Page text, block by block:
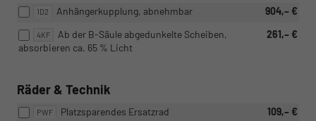
1D2 904,– €
Anhängerkupplung, abnehmbar
4KF 261,– €
Ab der B-Säule abgedunkelte Scheiben,
absorbieren ca. 65 % Licht
Räder & Technik
PWF 109,– €
Platzsparendes Ersatzrad